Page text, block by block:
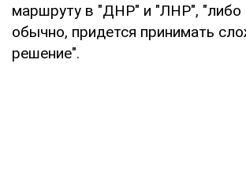
маршруту в "ДНР" и "ЛНР", "либо
обычно, придется принимать
решение".